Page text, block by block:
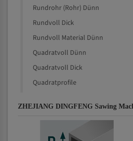
Rundrohr (Rohr) Dünn
Rundvoll Dick
Rundvoll Material Dünn
Quadratvoll Dünn
Quadratvoll Dick
Quadratprofile
ZHEJIANG DINGFENG Sawing